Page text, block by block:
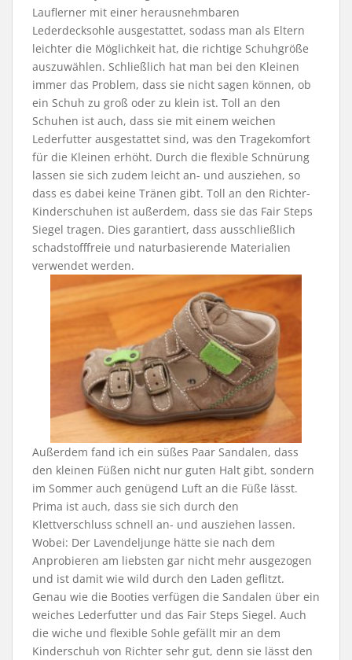
Lauflerner mit einer herausnehmbaren
Lederdecksohle ausgestattet, sodass man als Eltern
leichter die Möglichkeit hat, die richtige Schuhgröße
auszuwählen. Schließlich hat man bei den Kleinen
immer das Problem, dass sie nicht sagen können, ob
ein Schuh zu groß oder zu klein ist. Toll an den
Schuhen ist auch, dass sie mit einem weichen
Lederfutter ausgestattet sind, was den Tragekomfort
für die Kleinen erhöht. Durch die flexible Schnürung
lassen sie sich zudem leicht an- und ausziehen, so
dass es dabei keine Tränen gibt. Toll an den Richter-
Kinderschuhen ist außerdem, dass sie das Fair Steps
Siegel tragen. Dies garantiert, dass ausschließlich
schadstofffreie und naturbasierende Materialien
verwendet werden.
Außerdem fand ich ein süßes Paar Sandalen, dass
den kleinen Füßen nicht nur guten Halt gibt, sondern
im Sommer auch genügend Luft an die Füße lässt.
Prima ist auch, dass sie sich durch den
Klettverschluss schnell an- und ausziehen lassen.
Wobei: Der Lavendeljunge hätte sie nach dem
Anprobieren am liebsten gar nicht mehr ausgezogen
und ist damit wie wild durch den Laden geflitzt.
Genau wie die Booties verfügen die Sandalen über ein
weiches Lederfutter und das Fair Steps Siegel. Auch
die wiche und flexible Sohle gefällt mir an dem
Kinderschuh von Richter sehr gut, denn sie lässt den